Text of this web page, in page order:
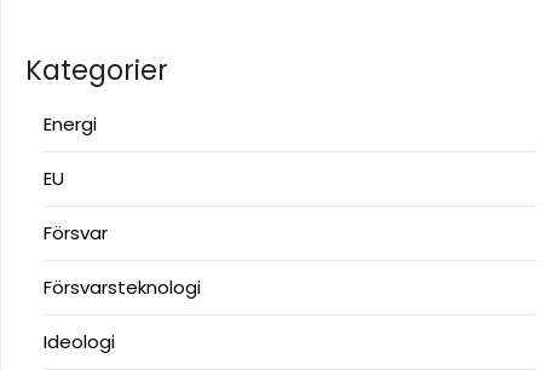
Kategorier
Energi
EU
Försvar
Försvarsteknologi
Ideologi